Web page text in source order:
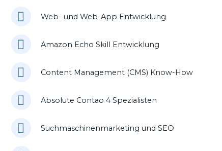
Web- und Web-App Entwicklung
Amazon Echo Skill Entwicklung
Content Management (CMS) Know-How
Absolute Contao 4 Spezialisten
Suchmaschinenmarketing und SEO